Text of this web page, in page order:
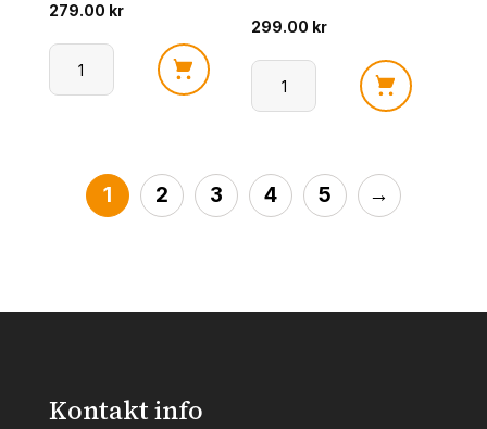
279.00 kr
Mummi
antall
299.00 kr
Mummi
Eventyr
antall
1 2 3 4 5 →
Kontakt info